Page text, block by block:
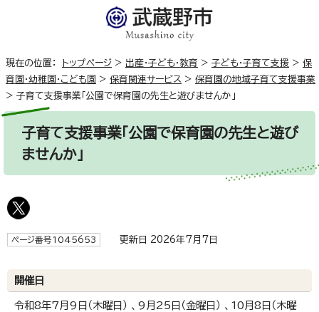
現在の位置： トップページ > 出産・子ども・教育 > 子ども・子育て支援 > 保
育園・幼稚園・こども園 > 保育関連サービス > 保育園の地域子育て支援事業
> 子育て支援事業「公園で保育園の先生と遊びませんか」
子育て支援事業「公園で保育園の先生と遊び
ませんか」
ページ番号1045653 更新日 2026年7月7日
開催日
令和8年7月9日（木曜日） 、9月25日（金曜日） 、10月8日（木曜